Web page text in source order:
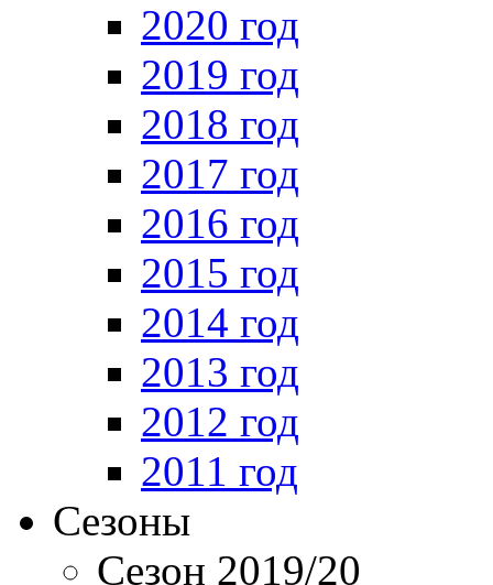
2020 год
2019 год
2018 год
2017 год
2016 год
2015 год
2014 год
2013 год
2012 год
2011 год
Сезоны
Сезон 2019/20